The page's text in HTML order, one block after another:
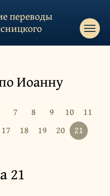
переводы
Иоанну
7 8 9 10
11
17 18 19 20 21
21